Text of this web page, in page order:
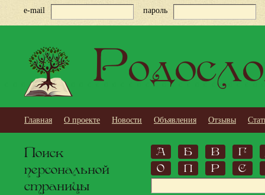
e-mail пароль
Главная О проекте Новости Объявления Отзывы
Поиск
персональной
страницы
А Б В
Г
О
П Р С